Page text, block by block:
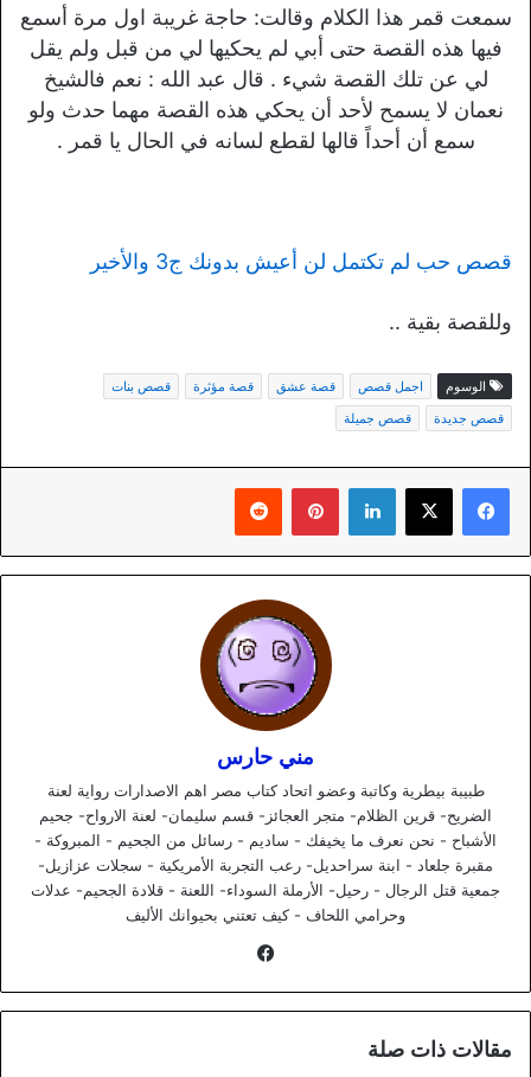
سمعت قمر هذا الكلام وقالت: حاجة غريبة اول مرة أسمع
فيها هذه القصة حتى أبي لم يحكيها لي من قبل ولم يقل
لي عن تلك القصة شيء . قال عبد الله : نعم فالشيخ
نعمان لا يسمح لأحد أن يحكي هذه القصة مهما حدث ولو
سمع أن أحداً قالها لقطع لسانه في الحال يا قمر .
قصص حب لم تكتمل لن أعيش بدونك ج3 والأخير
وللقصة بقية ..
الوسوم اجمل قصص قصة عشق قصة مؤثرة
قصص بنات
قصص جديدة
قصص جميلة
لينكدإن بينتيريست
مني حارس
طبيبة بيطرية وكاتبة وعضو اتحاد كتاب مصر اهم الاصدارات رواية لعنة
الضريح- قرين الظلام- متجر العجائز- قسم سليمان- لعنة الارواح- جحيم
الأشباح - نحن نعرف ما يخيفك - ساديم - رسائل من الجحيم - المبروكة -
مقبرة جلعاد - ابنة سراحديل- رعب التجربة الأمريكية - سجلات عزازيل-
جمعية قتل الرجال - رحيل- الأرملة السوداء- اللعنة - قلادة الجحيم- عدلات
وحرامي اللحاف - كيف تعتني بحيوانك الأليف
مقالات ذات صلة